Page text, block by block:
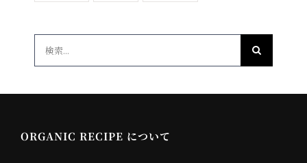
ORGANIC RECIPE について